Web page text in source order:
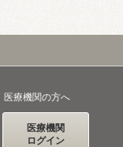
医療機関の方へ
医療機関
ログイン